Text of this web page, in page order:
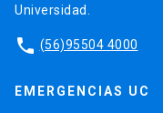
Universidad.
phone (56)95504 4000
EMERGENCIAS UC